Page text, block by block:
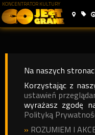
KONCENTRATOR KULTURY
Na naszych
Korzystając z
ustawień
wyrażasz zgodę
Polityką
» ROZUMIEM I